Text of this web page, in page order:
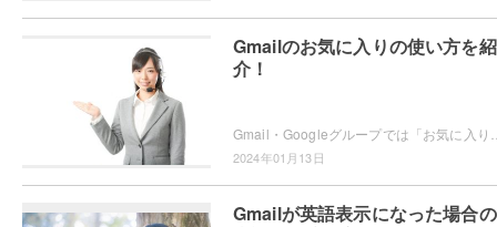
Gmailのお気に入りの使い方を紹
介！
2024年01月13日
Gmailが英語表示になった場合